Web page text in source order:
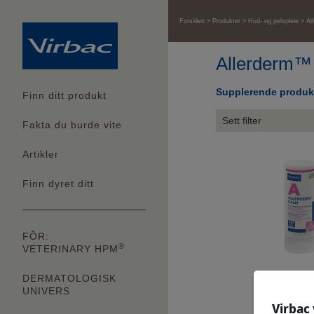
Finn ditt produkt
Fakta du burde vite
Artikler
Finn dyret ditt
FÔR:
VETERINARY HPM®
DERMATOLOGISK
UNIVERS
Forsiden Produkter Hud- og pelspleie
Allerderm™
Supplerende
Sett filter
Les